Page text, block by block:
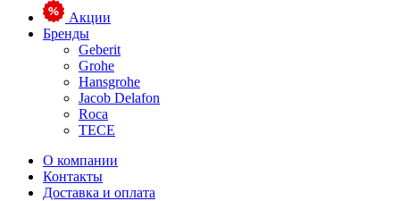
Акции
Бренды
Geberit
Grohe
Hansgrohe
Jacob Delafon
Roca
TECE
О компании
Контакты
Доставка и оплата